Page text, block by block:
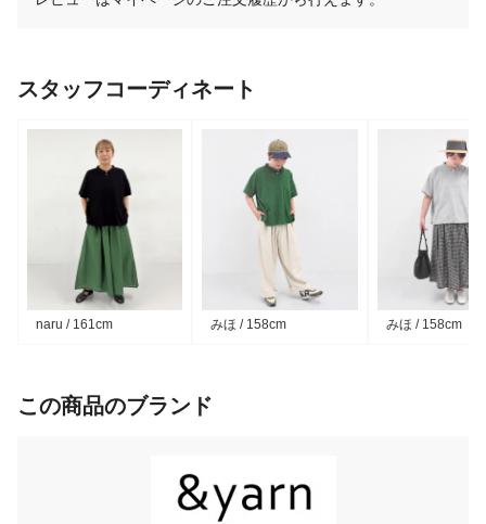
スタッフコーディネート
naru / 161cm みほ / 158cm みほ / 158cm
この商品のブランド